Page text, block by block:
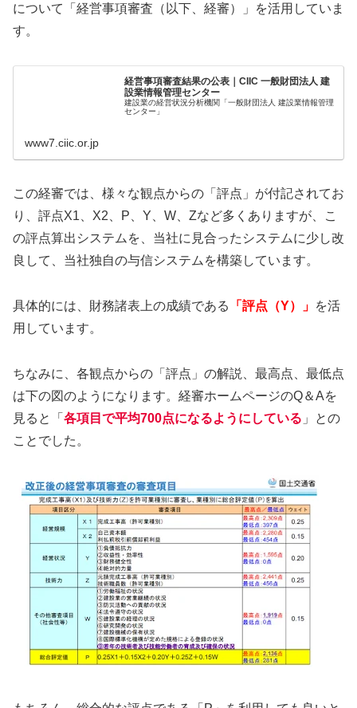
について「経営事項審査（以下、経審）」を活用していま
す。
経営事項審査結果の公表｜CIIC 一般財団法人 建
設業情報管理センター
建設業の経営状況分析機関「一般財団法人 建設業情報管理
センター」
www7.ciic.or.jp
この経審では、様々な観点からの「評点」が付記されてお
り、評点X1、X2、P、Y、W、Zなど多くありますが、こ
の評点算出システムを、当社に見合ったシステムに少し改
良して、当社独自の与信システムを構築しています。
具体的には、財務諸表上の成績である 「評点（Y）」 を活
用しています。
ちなみに、各観点からの「評点」の解説、最高点、最低点
は下の図のようになります。経審ホームページのQ＆Aを
見ると「 各項目で平均700点になるようにしている 」との
ことでした。